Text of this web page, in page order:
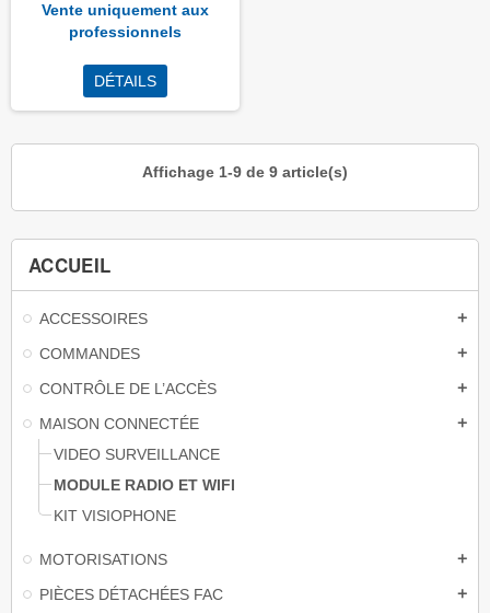
ACCUEIL
ACCESSOIRES add
COMMANDES add
CONTRÔLE DE L’ACCÈS add
MAISON CONNECTÉE add
VIDEO SURVEILLANCE
MODULE RADIO ET WIFI
KIT VISIOPHONE
MOTORISATIONS add
PIÈCES DÉTACHÉES FAC add
Vente uniquement aux
professionnels
DÉTAILS
Affichage 1-9 de 9 article(s)